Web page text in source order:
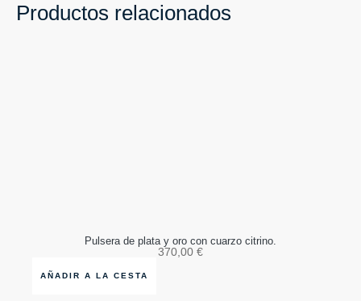
Productos relacionados
Pulsera de plata y oro con cuarzo citrino.
370,00 €
AÑADIR A LA CESTA